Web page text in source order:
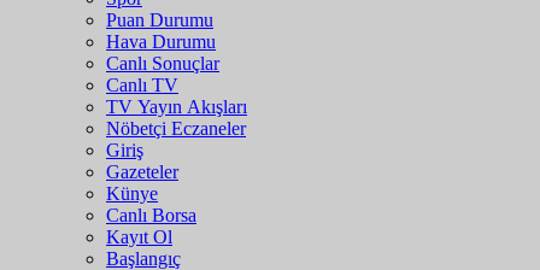
Puan Durumu
Hava Durumu
Canlı Sonuçlar
Canlı TV
TV Yayın Akışları
Nöbetçi Eczaneler
Giriş
Gazeteler
Künye
Canlı Borsa
Kayıt Ol
Başlangıç